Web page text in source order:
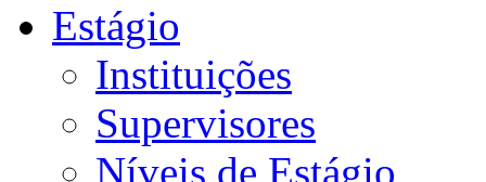
Estágio
Instituições
Supervisores
Níveis de Estágio